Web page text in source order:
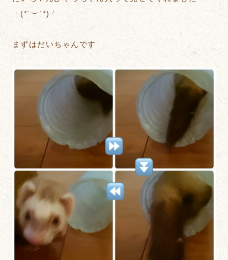
╰(*´︶`*)╯
まずはだいちゃんです